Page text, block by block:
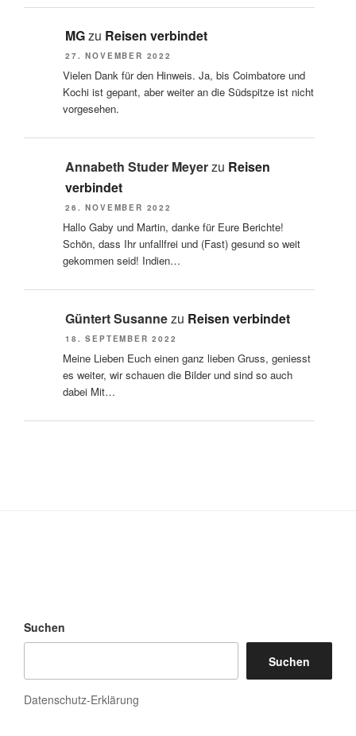
MGzu Reisen verbindet
27. NOVEMBER 2022
Vielen Dank für den Hinweis. Ja, bis Coimbatore und
Kochi ist gepant, aber weiter an die Südspitze ist nicht
vorgesehen.
Annabeth Studer Meyerzu Reisen
verbindet
26. NOVEMBER 2022
Hallo Gaby und Martin, danke für Eure Berichte!
Schön, dass Ihr unfallfrei und (Fast) gesund so weit
gekommen seid! Indien…
Güntert Susannezu Reisen verbindet
18. SEPTEMBER 2022
Meine Lieben Euch einen ganz lieben Gruss, geniesst
es weiter, wir schauen die Bilder und sind so auch
dabei Mit…
Suchen
Suchen
Datenschutz-Erklärung